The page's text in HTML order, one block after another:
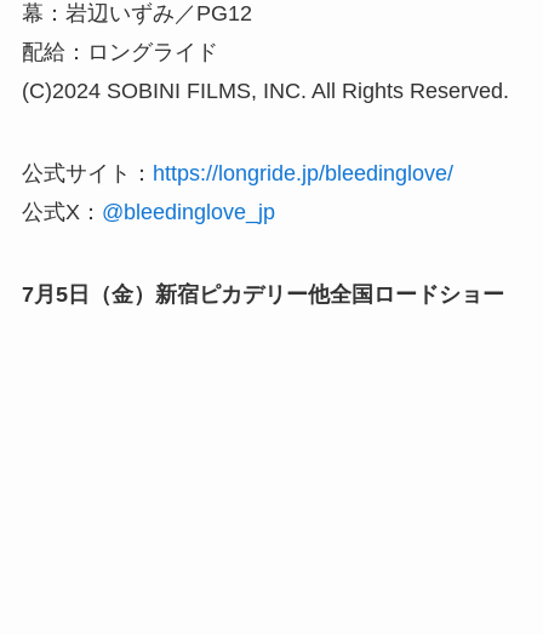
幕：岩辺いずみ／PG12
配給：ロングライド
(C)2024 SOBINI FILMS, INC. All Rights Reserved.
公式サイト： https://longride.jp/bleedinglove/
公式X： @bleedinglove_jp
7月5日（金）新宿ピカデリー他全国ロードショー